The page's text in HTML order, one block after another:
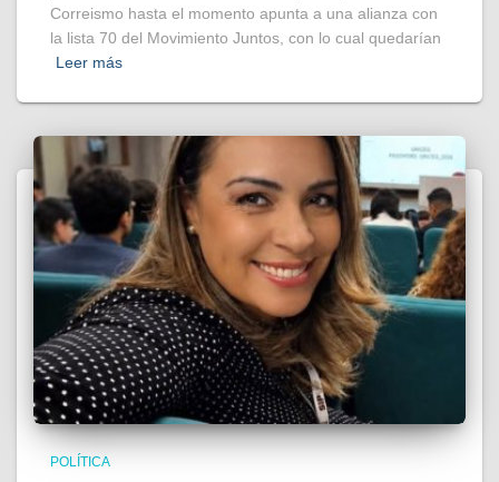
Correismo hasta el momento apunta a una alianza con
la lista 70 del Movimiento Juntos, con lo cual quedarían
Leer más
POLÍTICA